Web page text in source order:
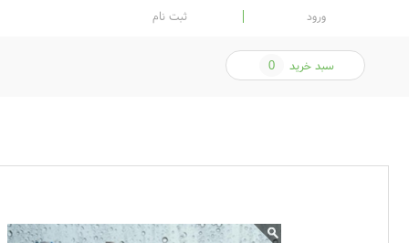
ورود ثبت نام
سبد خرید 0